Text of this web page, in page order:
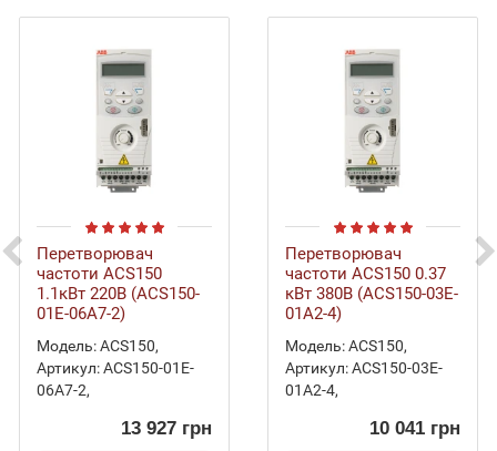
Перетворювач
частоти ACS150
1.1кВт 220В (ACS150-
01E-06A7-2)
Модель:ACS150,
Артикул:ACS150-01E-
06A7-2,
13 927 грн
Перетворювач
частоти ACS150 0.37
кВт 380В (ACS150-03E-
01A2-4)
Модель:ACS150,
Артикул:ACS150-03E-
01A2-4,
10 041 грн